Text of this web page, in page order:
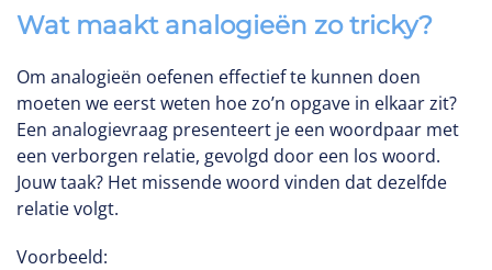
Wat maakt analogieën zo tricky?
Om analogieën oefenen effectief te kunnen doen
moeten we eerst weten hoe zo’n opgave in elkaar zit?
Een analogievraag presenteert je een woordpaar met
een verborgen relatie, gevolgd door een los woord.
Jouw taak? Het missende woord vinden dat dezelfde
relatie volgt.
Voorbeeld: